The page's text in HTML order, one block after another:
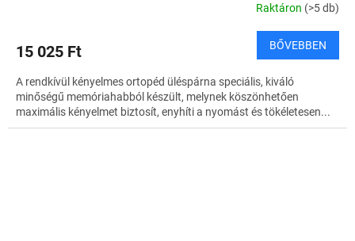
Raktáron (>5 db)
15 025 Ft BŐVEBBEN
A rendkívül kényelmes ortopéd üléspárna speciális, kiváló
minőségű memóriahabból készült, melynek köszönhetően
maximális kényelmet biztosít, enyhíti a nyomást és tökéletesen...